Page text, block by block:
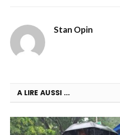
Stan Opin
A LIRE AUSSI ...